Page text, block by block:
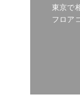
東京で
フロア